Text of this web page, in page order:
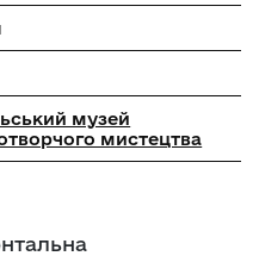
музей
мистецтва